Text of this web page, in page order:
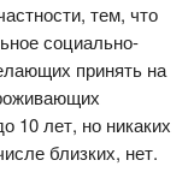
тем, что
социально-
принять на
10 лет, но никаких
близких, нет.